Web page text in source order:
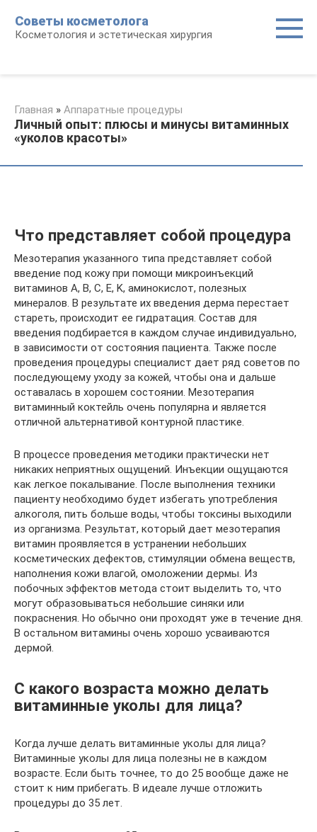
контенту
Советы косметолога
Косметология и эстетическая хирургия
Главная » Аппаратные процедуры
Личный опыт: плюсы и минусы витаминных
«уколов красоты»
Что представляет собой процедура
Мезотерапия указанного типа представляет собой
введение под кожу при помощи микроинъекций
витаминов A, B, C, E, K, аминокислот, полезных
минералов. В результате их введения дерма перестает
стареть, происходит ее гидратация. Состав для
введения подбирается в каждом случае индивидуально,
в зависимости от состояния пациента. Также после
проведения процедуры специалист дает ряд советов по
последующему уходу за кожей, чтобы она и дальше
оставалась в хорошем состоянии. Мезотерапия
витаминный коктейль очень популярна и является
отличной альтернативой контурной пластике.
В процессе проведения методики практически нет
никаких неприятных ощущений. Инъекции ощущаются
как легкое покалывание. После выполнения техники
пациенту необходимо будет избегать употребления
алкоголя, пить больше воды, чтобы токсины выходили
из организма. Результат, который дает мезотерапия
витамин проявляется в устранении небольших
косметических дефектов, стимуляции обмена веществ,
наполнения кожи влагой, омоложении дермы. Из
побочных эффектов метода стоит выделить то, что
могут образовываться небольшие синяки или
покраснения. Но обычно они проходят уже в течение дня.
В остальном витамины очень хорошо усваиваются
дермой.
С какого возраста можно делать
витаминные уколы для лица?
Когда лучше делать витаминные уколы для лица?
Витаминные уколы для лица полезны не в каждом
возрасте. Если быть точнее, то до 25 вообще даже не
стоит к ним прибегать. В идеале лучше отложить
процедуры до 35 лет.